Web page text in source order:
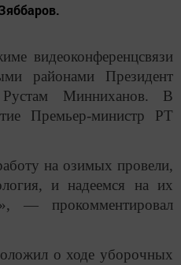
видеоконференцсвязи
районами Президент
Рустам Минниханов. В
Премьер-министр РТ
на озимых провели,
и надеемся на их
— прокомментировал
о ходе уборочных